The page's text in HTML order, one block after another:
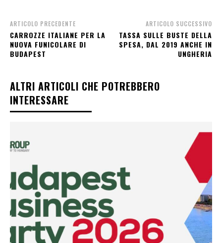
ARTICOLO PRECEDENTE
CARROZZE ITALIANE PER LA
NUOVA FUNICOLARE DI
BUDAPEST
ARTICOLO SUCCESSIVO
TASSA SULLE BUSTE DELLA
SPESA, DAL 2019 ANCHE IN
UNGHERIA
ALTRI ARTICOLI CHE POTREBBERO
INTERESSARE